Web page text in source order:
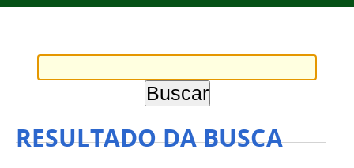
RESULTADO DA BUSCA